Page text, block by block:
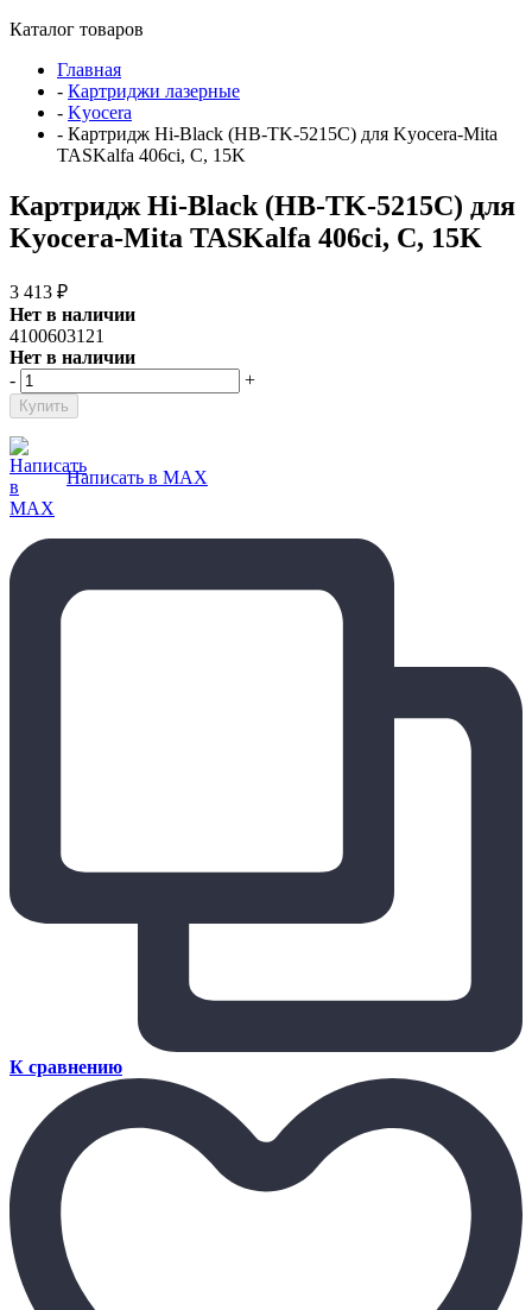
Каталог товаров
Главная
- Картриджи лазерные
- Kyocera
- Картридж Hi-Black (HB-TK-5215C) для Kyocera-Mita
TASKalfa 406ci, C, 15K
Картридж Hi-Black (HB-TK-5215C) для
Kyocera-Mita TASKalfa 406ci, C, 15K
3 413 ₽
Нет в наличии
4100603121
Нет в наличии
-
+
Написать в MAX
К сравнению